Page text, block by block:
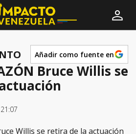
Añadir como fuente en
Bruce Willis se